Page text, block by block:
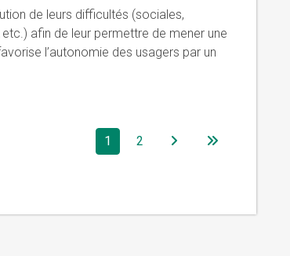
de leurs difficultés (sociales,
afin de leur permettre de mener une
l’autonomie des usagers par un
1 2